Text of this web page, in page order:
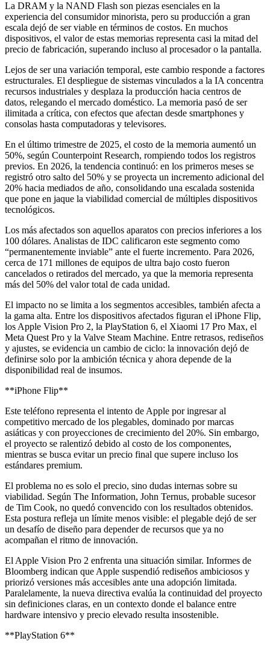
La DRAM y la NAND Flash son piezas esenciales en la
experiencia del consumidor minorista, pero su producción a gran
escala dejó de ser viable en términos de costos. En muchos
dispositivos, el valor de estas memorias representa casi la mitad del
precio de fabricación, superando incluso al procesador o la pantalla.
Lejos de ser una variación temporal, este cambio responde a factores
estructurales. El despliegue de sistemas vinculados a la IA concentra
recursos industriales y desplaza la producción hacia centros de
datos, relegando el mercado doméstico. La memoria pasó de ser
ilimitada a crítica, con efectos que afectan desde smartphones y
consolas hasta computadoras y televisores.
En el último trimestre de 2025, el costo de la memoria aumentó un
50%, según Counterpoint Research, rompiendo todos los registros
previos. En 2026, la tendencia continuó: en los primeros meses se
registró otro salto del 50% y se proyecta un incremento adicional del
20% hacia mediados de año, consolidando una escalada sostenida
que pone en jaque la viabilidad comercial de múltiples dispositivos
tecnológicos.
Los más afectados son aquellos aparatos con precios inferiores a los
100 dólares. Analistas de IDC calificaron este segmento como
“permanentemente inviable” ante el fuerte incremento. Para 2026,
cerca de 171 millones de equipos de ultra bajo costo fueron
cancelados o retirados del mercado, ya que la memoria representa
más del 50% del valor total de cada unidad.
El impacto no se limita a los segmentos accesibles, también afecta a
la gama alta. Entre los dispositivos afectados figuran el iPhone Flip,
los Apple Vision Pro 2, la PlayStation 6, el Xiaomi 17 Pro Max, el
Meta Quest Pro y la Valve Steam Machine. Entre retrasos, rediseños
y ajustes, se evidencia un cambio de ciclo: la innovación dejó de
definirse solo por la ambición técnica y ahora depende de la
disponibilidad real de insumos.
**iPhone Flip**
Este teléfono representa el intento de Apple por ingresar al
competitivo mercado de los plegables, dominado por marcas
asiáticas y con proyecciones de crecimiento del 20%. Sin embargo,
el proyecto se ralentizó debido al costo de los componentes,
mientras se busca evitar un precio final que supere incluso los
estándares premium.
El problema no es solo el precio, sino dudas internas sobre su
viabilidad. Según The Information, John Ternus, probable sucesor
de Tim Cook, no quedó convencido con los resultados obtenidos.
Esta postura refleja un límite menos visible: el plegable dejó de ser
un desafío de diseño para depender de recursos que ya no
acompañan el ritmo de innovación.
El Apple Vision Pro 2 enfrenta una situación similar. Informes de
Bloomberg indican que Apple suspendió rediseños ambiciosos y
priorizó versiones más accesibles ante una adopción limitada.
Paralelamente, la nueva directiva evalúa la continuidad del proyecto
sin definiciones claras, en un contexto donde el balance entre
hardware intensivo y precio elevado resulta insostenible.
**PlayStation 6**